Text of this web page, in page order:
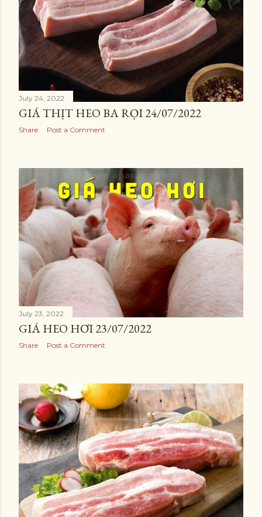
July 24, 2022
GIÁ THỊT HEO BA RỌI 24/07/2022
Share Post a Comment
July 23, 2022
GIÁ HEO HƠI 23/07/2022
Share Post a Comment